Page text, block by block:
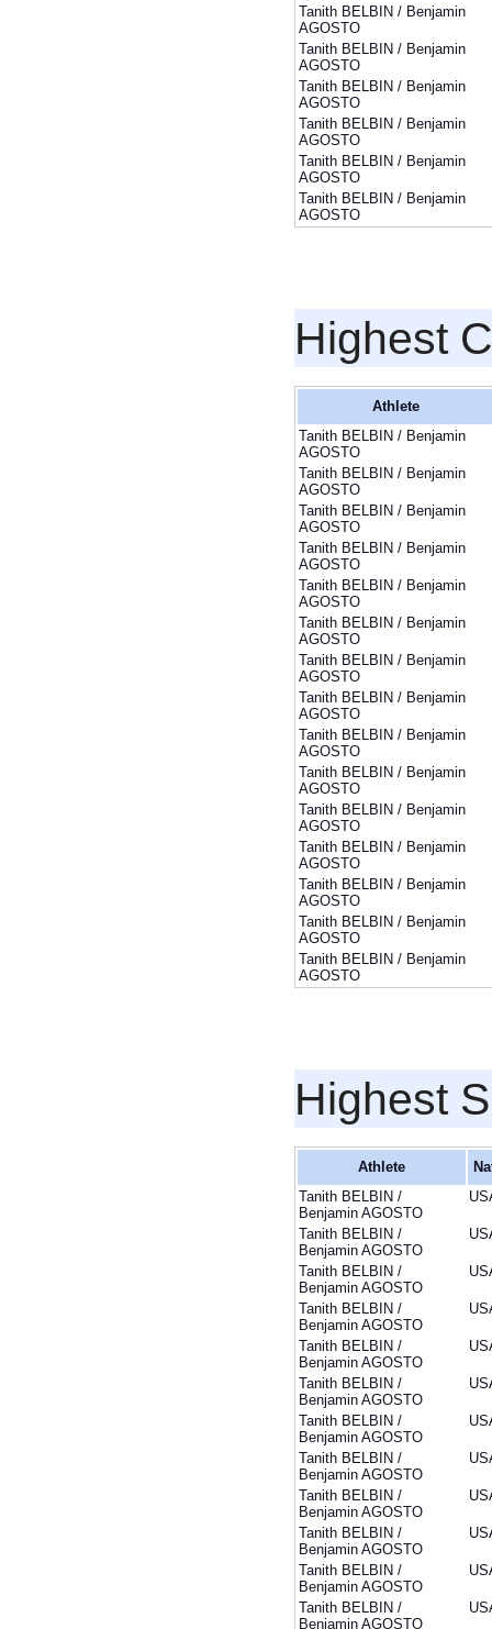
Tanith BELBIN / Benjamin
AGOSTO
Tanith BELBIN / Benjamin
AGOSTO
Tanith BELBIN / Benjamin
AGOSTO
Tanith BELBIN / Benjamin
AGOSTO
Tanith BELBIN / Benjamin
AGOSTO
Tanith BELBIN / Benjamin
AGOSTO
Highest
Athlete
Tanith BELBIN / Benjamin
AGOSTO
Tanith BELBIN / Benjamin
AGOSTO
Tanith BELBIN / Benjamin
AGOSTO
Tanith BELBIN / Benjamin
AGOSTO
Tanith BELBIN / Benjamin
AGOSTO
Tanith BELBIN / Benjamin
AGOSTO
Tanith BELBIN / Benjamin
AGOSTO
Tanith BELBIN / Benjamin
AGOSTO
Tanith BELBIN / Benjamin
AGOSTO
Tanith BELBIN / Benjamin
AGOSTO
Tanith BELBIN / Benjamin
AGOSTO
Tanith BELBIN / Benjamin
AGOSTO
Tanith BELBIN / Benjamin
AGOSTO
Tanith BELBIN / Benjamin
AGOSTO
Tanith BELBIN / Benjamin
AGOSTO
Highest
Athlete
Tanith BELBIN /
Benjamin AGOSTO
Tanith BELBIN /
Benjamin AGOSTO
Tanith BELBIN /
Benjamin AGOSTO
Tanith BELBIN /
Benjamin AGOSTO
Tanith BELBIN /
Benjamin AGOSTO
Tanith BELBIN /
Benjamin AGOSTO
Tanith BELBIN /
Benjamin AGOSTO
Tanith BELBIN /
Benjamin AGOSTO
Tanith BELBIN /
Benjamin AGOSTO
Tanith BELBIN /
Benjamin AGOSTO
Tanith BELBIN /
Benjamin AGOSTO
Tanith BELBIN /
Benjamin AGOSTO